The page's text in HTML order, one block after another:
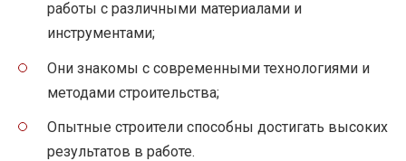
работы с различными материалами и
инструментами;
Они знакомы с современными технологиями и
методами строительства;
Опытные строители способны достигать высоких
результатов в работе.